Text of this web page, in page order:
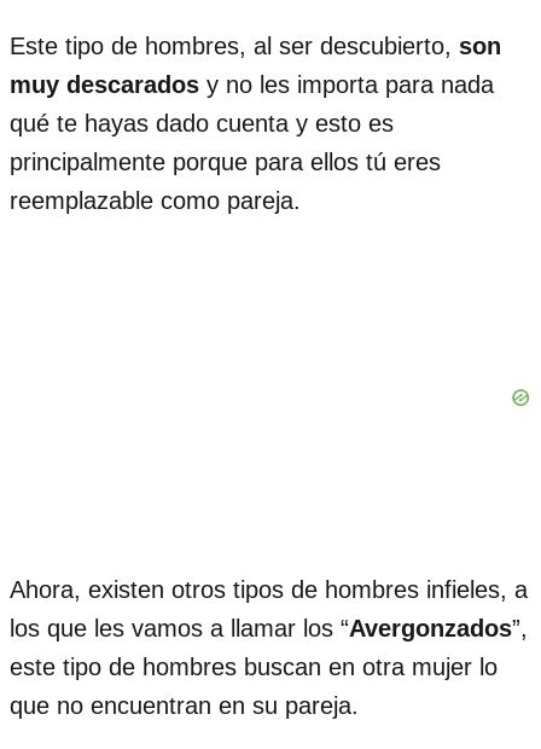
Este tipo de hombres, al ser descubierto, son
muy descarados y no les importa para nada
qué te hayas dado cuenta y esto es
principalmente porque para ellos tú eres
reemplazable como pareja.
Ahora, existen otros tipos de hombres infieles, a
los que les vamos a llamar los “Avergonzados”,
este tipo de hombres buscan en otra mujer lo
que no encuentran en su pareja.